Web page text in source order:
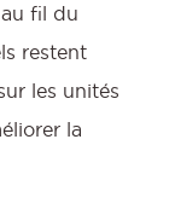
fil du
restent
les unités
la